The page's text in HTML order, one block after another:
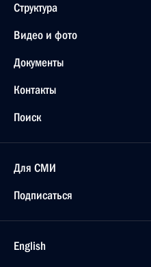
Структура
Видео и фото
Документы
Контакты
Поиск
Для СМИ
Подписаться
English